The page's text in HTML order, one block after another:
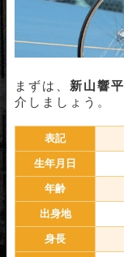
まずは、 新山響平
介しましょう。
表記
生年月日
年齢
出身地
身長